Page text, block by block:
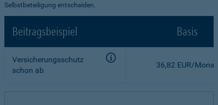
Selbstbeteiligung entscheiden.
Beitragsbeispiel Basis
Versicherungsschutz
schon ab
36,82 EUR/Monat